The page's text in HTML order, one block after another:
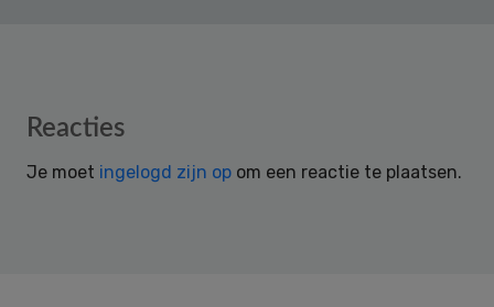
Reader
Reacties
Je moet ingelogd zijn op om een reactie te plaatsen.